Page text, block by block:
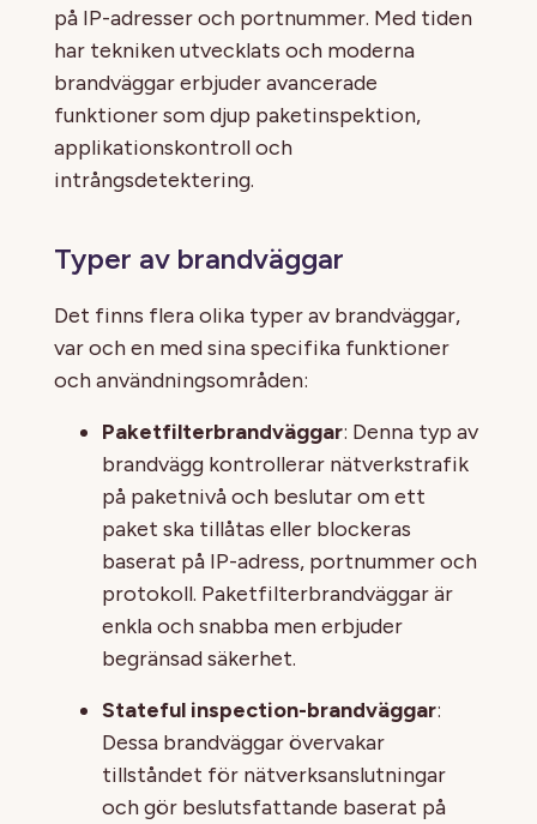
på IP-adresser och portnummer. Med tiden
har tekniken utvecklats och moderna
brandväggar erbjuder avancerade
funktioner som djup paketinspektion,
applikationskontroll och
intrångsdetektering.
Typer av brandväggar
Det finns flera olika typer av brandväggar,
var och en med sina specifika funktioner
och användningsområden:
Paketfilterbrandväggar: Denna typ av
brandvägg kontrollerar nätverkstrafik
på paketnivå och beslutar om ett
paket ska tillåtas eller blockeras
baserat på IP-adress, portnummer och
protokoll. Paketfilterbrandväggar är
enkla och snabba men erbjuder
begränsad säkerhet.
Stateful inspection-brandväggar:
Dessa brandväggar övervakar
tillståndet för nätverksanslutningar
och gör beslutsfattande baserat på